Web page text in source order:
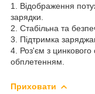
1. Відображення
зарядки.
2. Стабільна та
3. Підтримка
4. Роз'єм з
обплетенням.
Приховати